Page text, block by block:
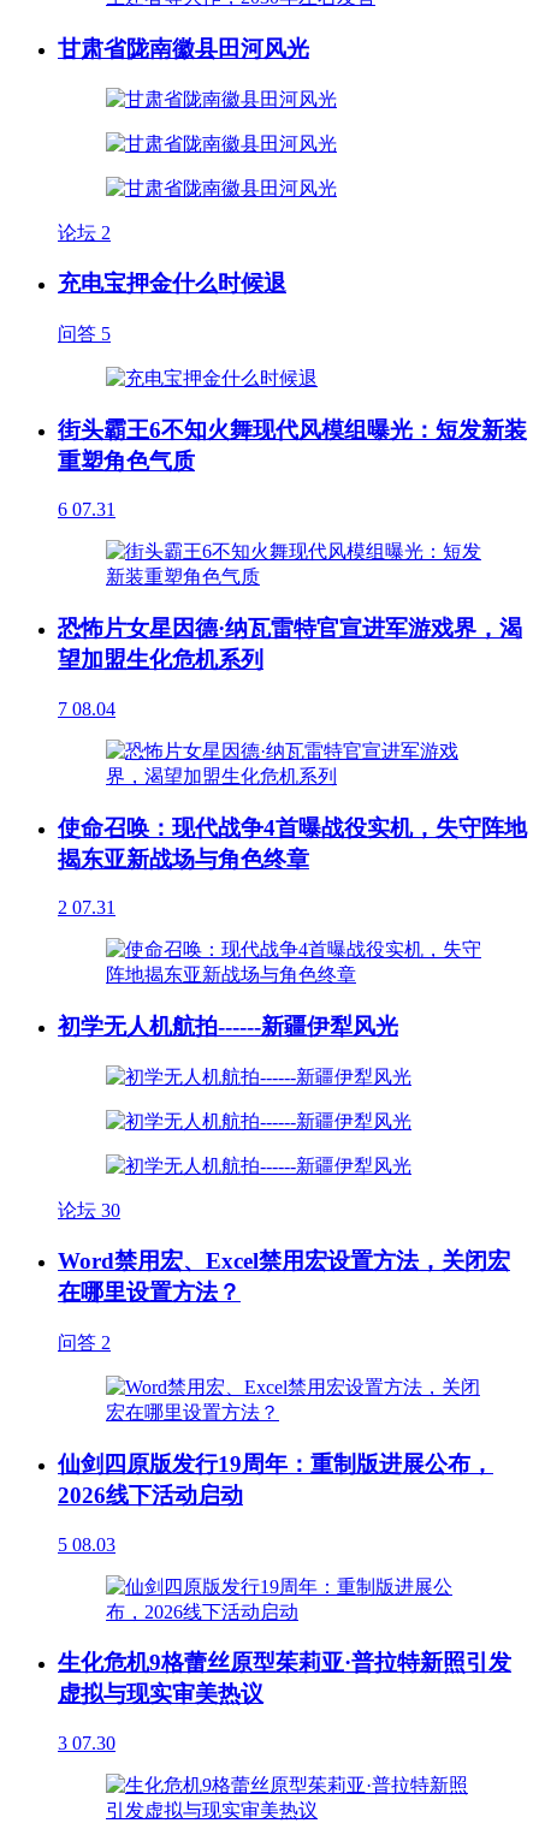
甘肃省陇南徽县田河风光
论坛 2
充电宝押金什么时候退
问答 5
街头霸王6不知火舞现代风模组曝光：短发新装
重塑角色气质
6 07.31
恐怖片女星因德·纳瓦雷特官宣进军游戏界，渴
望加盟生化危机系列
7 08.04
使命召唤：现代战争4首曝战役实机，失守阵地
揭东亚新战场与角色终章
2 07.31
初学无人机航拍------新疆伊犁风光
论坛 30
Word禁用宏、Excel禁用宏设置方法，关闭宏
在哪里设置方法？
问答 2
仙剑四原版发行19周年：重制版进展公布，
2026线下活动启动
5 08.03
生化危机9格蕾丝原型茱莉亚·普拉特新照引发
虚拟与现实审美热议
3 07.30